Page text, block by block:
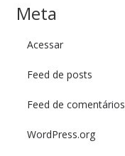
Meta
Acessar
Feed de posts
Feed de comentários
WordPress.org